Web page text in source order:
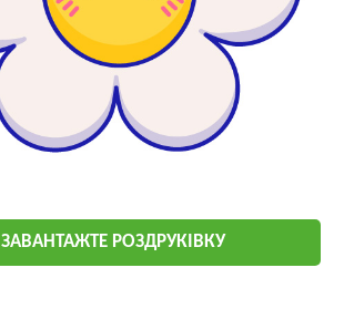
ЗАВАНТАЖТЕ РОЗДРУКІВКУ